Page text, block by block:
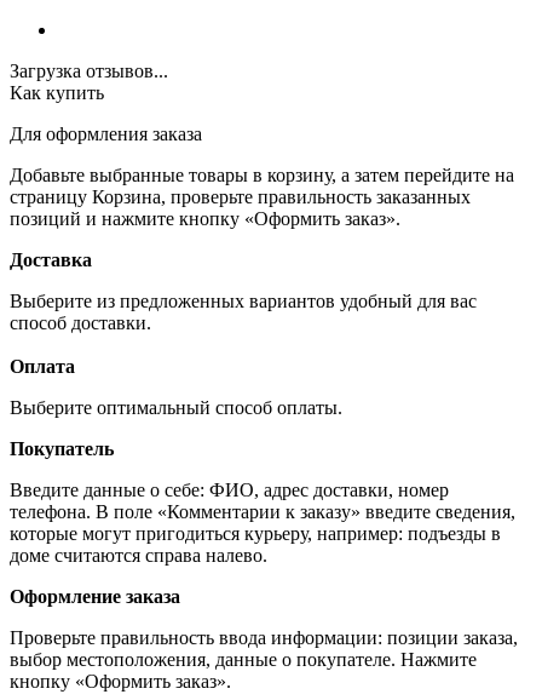
Загрузка отзывов...
Как купить
Для оформления заказа
Добавьте выбранные товары в корзину, а затем перейдите на
страницу Корзина, проверьте правильность заказанных
позиций и нажмите кнопку «Оформить заказ».
Доставка
Выберите из предложенных вариантов удобный для вас
способ доставки.
Оплата
Выберите оптимальный способ оплаты.
Покупатель
Введите данные о себе: ФИО, адрес доставки, номер
телефона. В поле «Комментарии к заказу» введите сведения,
которые могут пригодиться курьеру, например: подъезды в
доме считаются справа налево.
Оформление заказа
Проверьте правильность ввода информации: позиции заказа,
выбор местоположения, данные о покупателе. Нажмите
кнопку «Оформить заказ».